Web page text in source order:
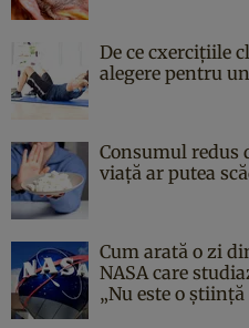
De ce cxercițiile
alegere pentru
Consumul redus
viață ar putea
Cum arată o zi
NASA care
„Nu este o